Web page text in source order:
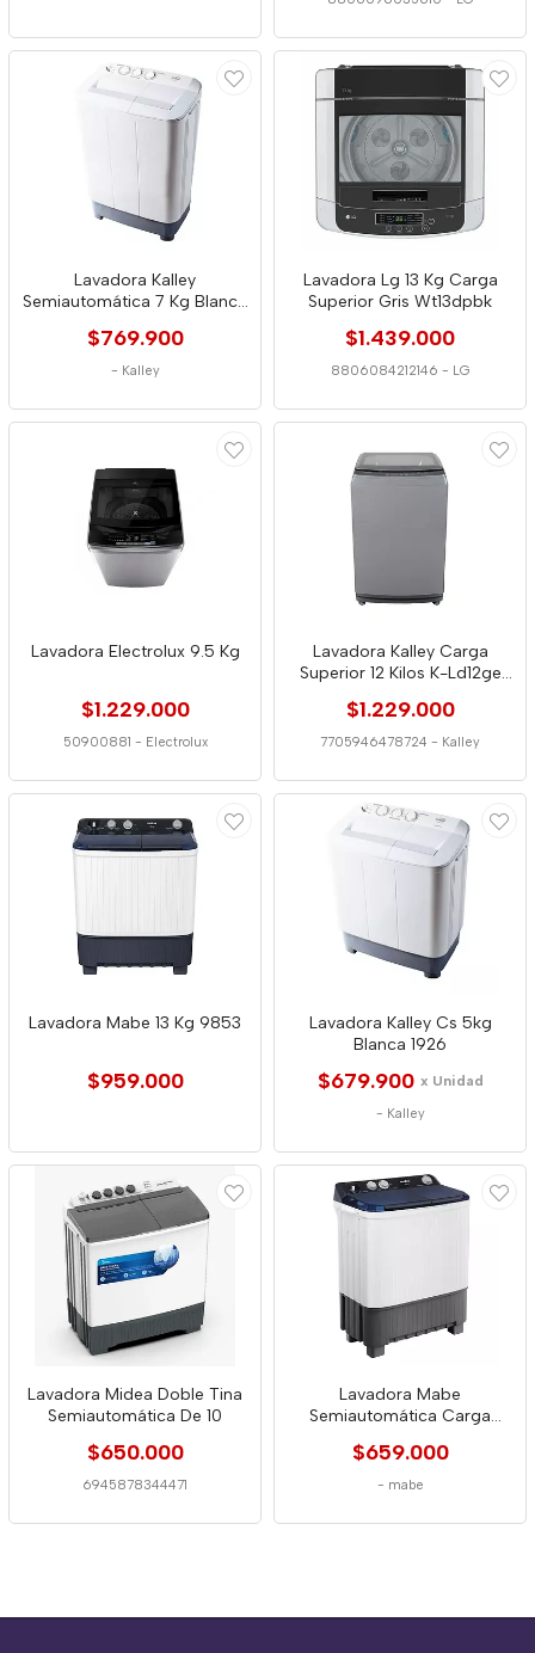
Lavadora Kalley
Semiautomática 7 Kg Blanca
$769.900
- Kalley
Lavadora Lg 13 Kg Carga
Superior Gris Wt13dpbk
$1.439.000
8806084212146 - LG
Lavadora Electrolux 9.5 Kg
$1.229.000
50900881 - Electrolux
Lavadora Kalley Carga
Superior 12 Kilos K-Ld12ge
$1.229.000
7705946478724 - Kalley
Lavadora Mabe 13 Kg 9853
$959.000
Lavadora Kalley Cs 5kg
Blanca 1926
$679.900 x Unidad
- Kalley
Lavadora Midea Doble Tina
Semiautomática De 10
$650.000
6945878344471
Lavadora Mabe
Semiautomática Carga
$659.000
- mabe